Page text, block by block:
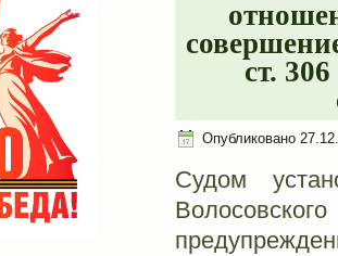
ст.
Опубликовано
Судом